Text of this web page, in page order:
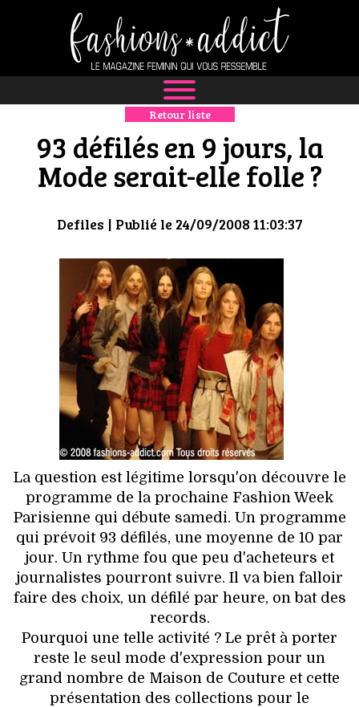
NEWS
MODE
BOUTIQUE
CULTURE
HIGH TECH
MAISON
AUTO
LIEUX TENDANCES
BEAUTÉ
MODE DE RUE
JEUNES CRÉATEURS
HISTOIRE DES MARQUES
DÉCO
Retour liste
93 défilés en 9 jours, la
Mode serait-elle folle ?
Defiles | Publié le 24/09/2008 11:03:37
La question est légitime lorsqu'on découvre le
programme de la prochaine Fashion Week
Parisienne qui débute samedi. Un programme
qui prévoit 93 défilés, une moyenne de 10 par
jour. Un rythme fou que peu d'acheteurs et
journalistes pourront suivre. Il va bien falloir
faire des choix, un défilé par heure, on bat des
records.
Pourquoi une telle activité ? Le prêt à porter
reste le seul mode d'expression pour un
grand nombre de Maison de Couture et cette
présentation des collections pour le